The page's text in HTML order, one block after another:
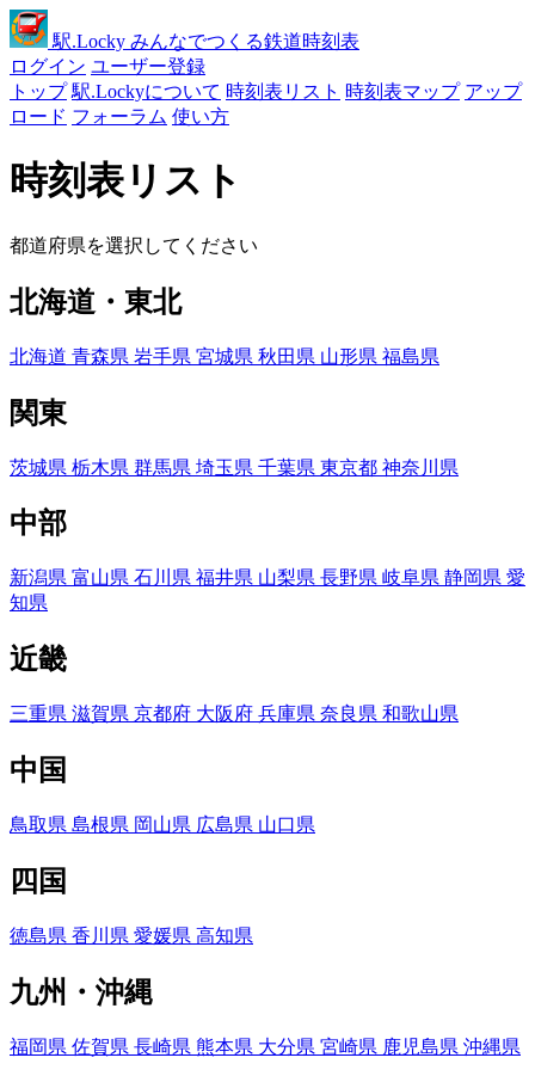
駅.Locky みんなでつくる鉄道時刻表
ログイン ユーザー登録
トップ 駅.Lockyについて 時刻表リスト 時刻表マップ アップ
ロード フォーラム 使い方
時刻表リスト
都道府県を選択してください
北海道・東北
北海道 青森県 岩手県 宮城県 秋田県 山形県 福島県
関東
茨城県 栃木県 群馬県 埼玉県 千葉県 東京都 神奈川県
中部
新潟県 富山県 石川県 福井県 山梨県 長野県 岐阜県 静岡県 愛
知県
近畿
三重県 滋賀県 京都府 大阪府 兵庫県 奈良県 和歌山県
中国
鳥取県 島根県 岡山県 広島県 山口県
四国
徳島県 香川県 愛媛県 高知県
九州・沖縄
福岡県 佐賀県 長崎県 熊本県 大分県 宮崎県 鹿児島県 沖縄県